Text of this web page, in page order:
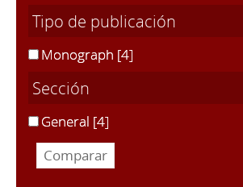
Tipo de publicación
Monograph [4]
Sección
General [4]